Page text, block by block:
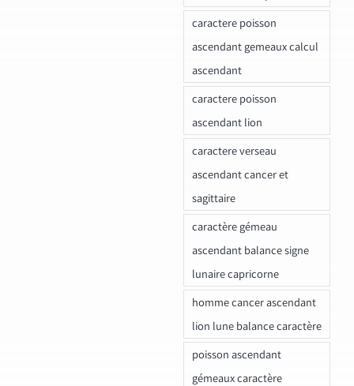
caractere poisson
ascendant gemeaux calcul
ascendant
caractere poisson
ascendant lion
caractere verseau
ascendant cancer et
sagittaire
caractère gémeau
ascendant balance signe
lunaire capricorne
homme cancer ascendant
lion lune balance caractère
poisson ascendant
gémeaux caractère